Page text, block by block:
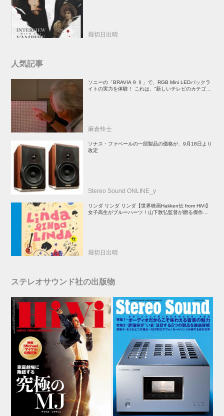
堀切日出晴
人気記事
ソニーの「BRAVIA 9 Ⅱ」で、RGB Mini LEDバックラ
イトの実力を体験！ これは、“新しいテレビのカテゴリ
麻倉怜士
ソナス・ファベールの一部製品の価格が、9月18日より
改定
Stereo Sound ONLINE_y
リンダ リンダ リンダ【世界映画Hakken伝 from HiVi】
女子高生がブルーハーツ！山下敦弘監督が贈る傑作青春
堀切日出晴
ステレオサウンド社の出版物